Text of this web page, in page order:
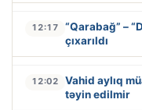
12:17
“Qarabağ” –
çıxarıldı
12:02
Vahid aylıq
təyin edilmir